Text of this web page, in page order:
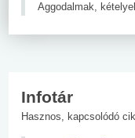
Aggodalmak,
Infotár
Hasznos, kapcsolódó